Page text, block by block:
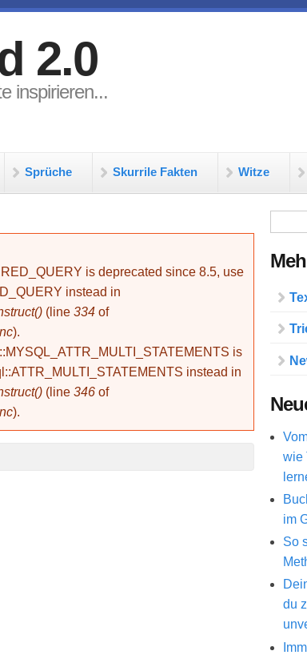
2.0
inspirieren...
Sprüche Skurrile Fakten Witze
is deprecated since 8.5, use
instead in
(line 334 of
).
is
instead in
(line 346 of
).
wie
im
So
du